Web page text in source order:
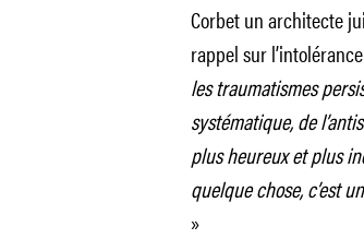
Corbet un architecte
rappel sur
les traumatismes
systématique, de
plus heureux et plus
quelque chose, c’est
»